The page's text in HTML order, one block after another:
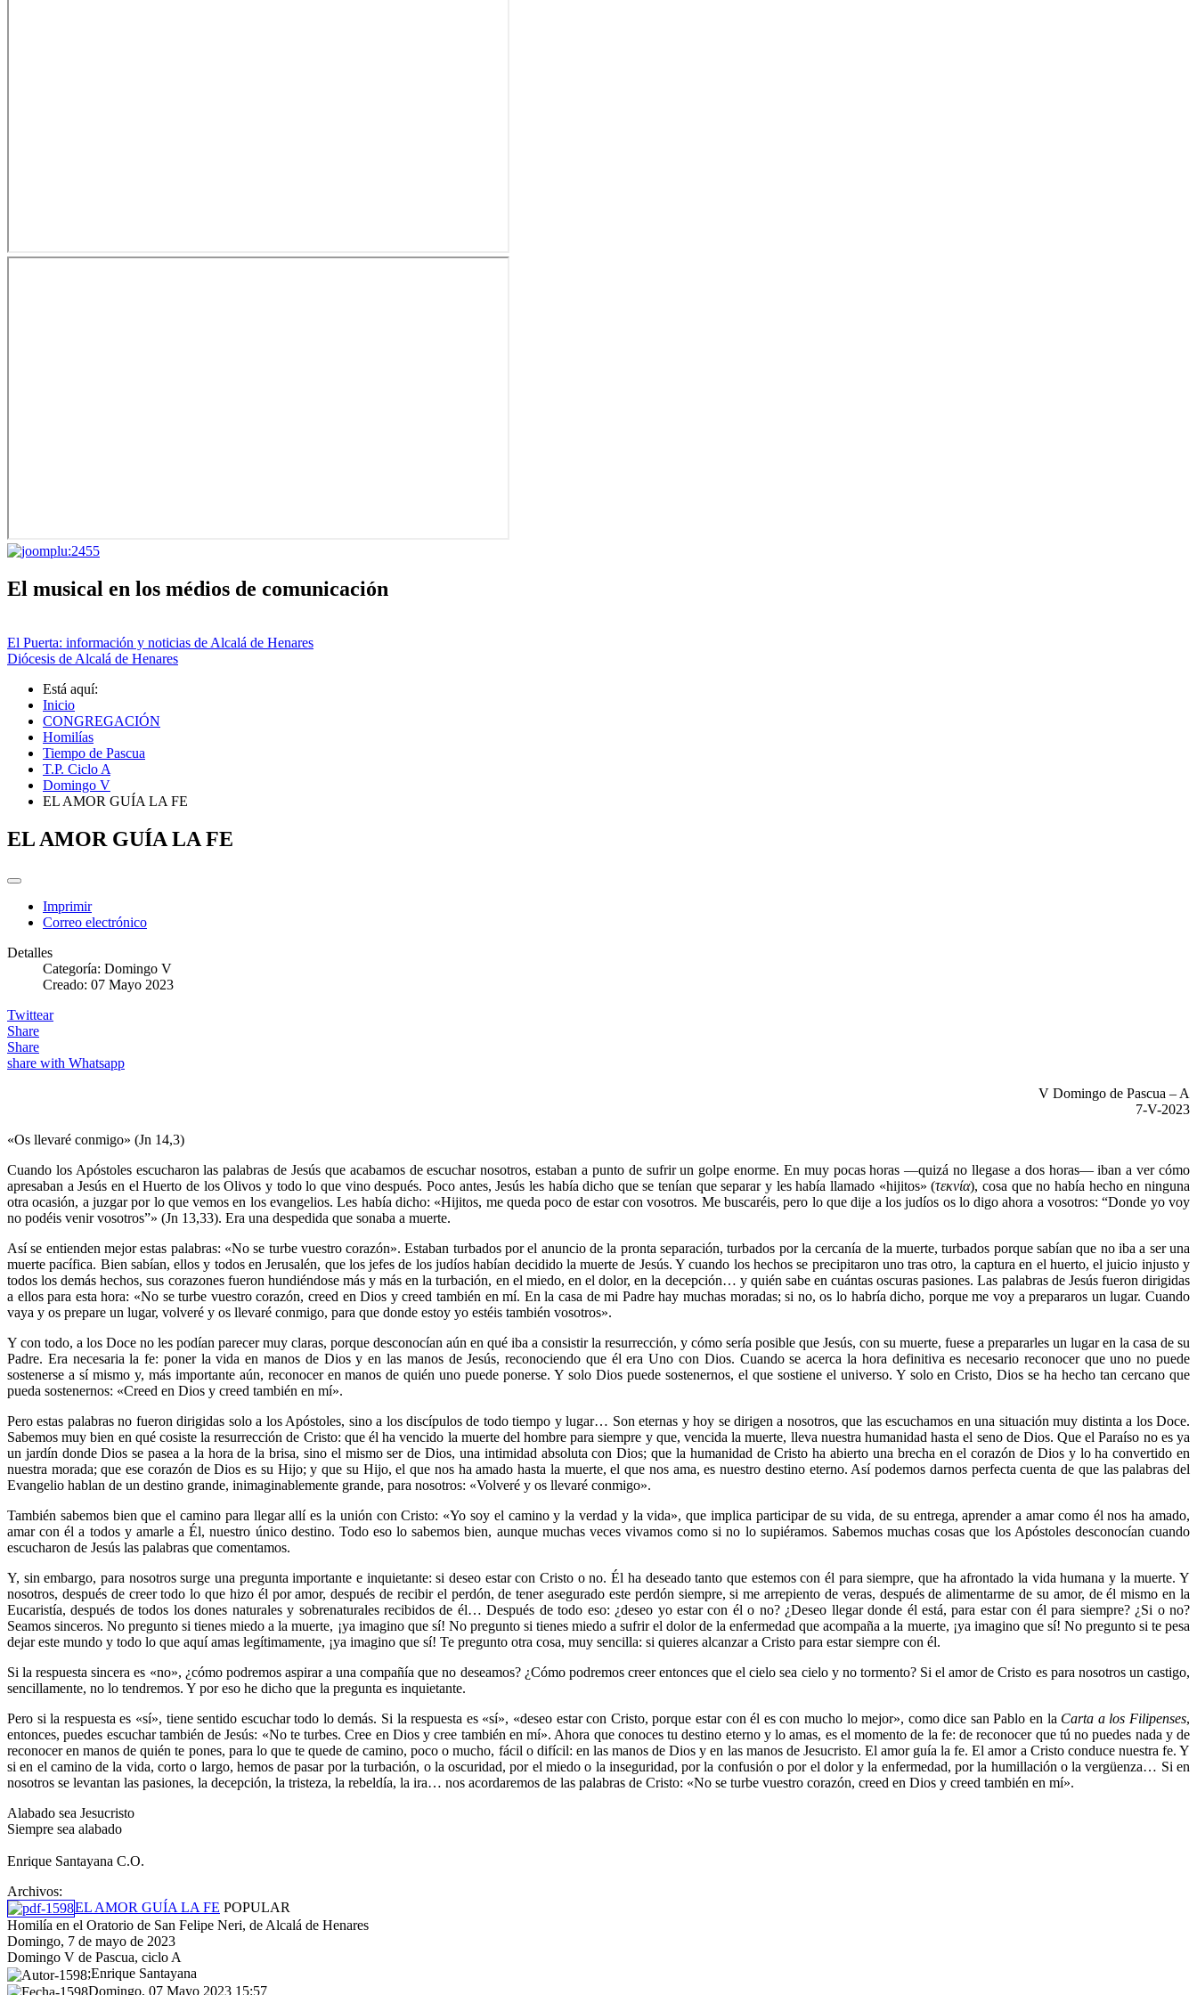
El musical en los médios de comunicación
El Puerta: información y noticias de Alcalá de Henares
Diócesis de Alcalá de Henares
Está aquí:
Inicio
CONGREGACIÓN
Homilías
Tiempo de Pascua
T.P. Ciclo A
Domingo V
EL AMOR GUÍA LA FE
EL AMOR GUÍA LA FE
Imprimir
Correo electrónico
Detalles
Categoría: Domingo V
Creado: 07 Mayo 2023
Twittear
Share
Share
share with Whatsapp
V Domingo de Pascua – A
7-V-2023
«Os llevaré conmigo» (Jn 14,3)
Cuando los Apóstoles escucharon las palabras de Jesús que acabamos de escuchar nosotros, estaban a punto de sufrir un golpe enorme. En muy pocas horas —quizá no llegase a dos horas— iban a ver cómo
apresaban a Jesús en el Huerto de los Olivos y todo lo que vino después. Poco antes, Jesús les había dicho que se tenían que separar y les había llamado «hijitos» (τεκνία), cosa que no había hecho en ninguna
otra ocasión, a juzgar por lo que vemos en los evangelios. Les había dicho: «Hijitos, me queda poco de estar con vosotros. Me buscaréis, pero lo que dije a los judíos os lo digo ahora a vosotros: “Donde yo voy
no podéis venir vosotros”» (Jn 13,33). Era una despedida que sonaba a muerte.
Así se entienden mejor estas palabras: «No se turbe vuestro corazón». Estaban turbados por el anuncio de la pronta separación, turbados por la cercanía de la muerte, turbados porque sabían que no iba a ser una
muerte pacífica. Bien sabían, ellos y todos en Jerusalén, que los jefes de los judíos habían decidido la muerte de Jesús. Y cuando los hechos se precipitaron uno tras otro, la captura en el huerto, el juicio injusto y
todos los demás hechos, sus corazones fueron hundiéndose más y más en la turbación, en el miedo, en el dolor, en la decepción… y quién sabe en cuántas oscuras pasiones. Las palabras de Jesús fueron dirigidas
a ellos para esta hora: «No se turbe vuestro corazón, creed en Dios y creed también en mí. En la casa de mi Padre hay muchas moradas; si no, os lo habría dicho, porque me voy a prepararos un lugar. Cuando
vaya y os prepare un lugar, volveré y os llevaré conmigo, para que donde estoy yo estéis también vosotros».
Y con todo, a los Doce no les podían parecer muy claras, porque desconocían aún en qué iba a consistir la resurrección, y cómo sería posible que Jesús, con su muerte, fuese a prepararles un lugar en la casa de su
Padre. Era necesaria la fe: poner la vida en manos de Dios y en las manos de Jesús, reconociendo que él era Uno con Dios. Cuando se acerca la hora definitiva es necesario reconocer que uno no puede
sostenerse a sí mismo y, más importante aún, reconocer en manos de quién uno puede ponerse. Y solo Dios puede sostenernos, el que sostiene el universo. Y solo en Cristo, Dios se ha hecho tan cercano que
pueda sostenernos: «Creed en Dios y creed también en mí».
Pero estas palabras no fueron dirigidas solo a los Apóstoles, sino a los discípulos de todo tiempo y lugar… Son eternas y hoy se dirigen a nosotros, que las escuchamos en una situación muy distinta a los Doce.
Sabemos muy bien en qué cosiste la resurrección de Cristo: que él ha vencido la muerte del hombre para siempre y que, vencida la muerte, lleva nuestra humanidad hasta el seno de Dios. Que el Paraíso no es ya
un jardín donde Dios se pasea a la hora de la brisa, sino el mismo ser de Dios, una intimidad absoluta con Dios; que la humanidad de Cristo ha abierto una brecha en el corazón de Dios y lo ha convertido en
nuestra morada; que ese corazón de Dios es su Hijo; y que su Hijo, el que nos ha amado hasta la muerte, el que nos ama, es nuestro destino eterno. Así podemos darnos perfecta cuenta de que las palabras del
Evangelio hablan de un destino grande, inimaginablemente grande, para nosotros: «Volveré y os llevaré conmigo».
También sabemos bien que el camino para llegar allí es la unión con Cristo: «Yo soy el camino y la verdad y la vida», que implica participar de su vida, de su entrega, aprender a amar como él nos ha amado,
amar con él a todos y amarle a Él, nuestro único destino. Todo eso lo sabemos bien, aunque muchas veces vivamos como si no lo supiéramos. Sabemos muchas cosas que los Apóstoles desconocían cuando
escucharon de Jesús las palabras que comentamos.
Y, sin embargo, para nosotros surge una pregunta importante e inquietante: si deseo estar con Cristo o no. Él ha deseado tanto que estemos con él para siempre, que ha afrontado la vida humana y la muerte. Y
nosotros, después de creer todo lo que hizo él por amor, después de recibir el perdón, de tener asegurado este perdón siempre, si me arrepiento de veras, después de alimentarme de su amor, de él mismo en la
Eucaristía, después de todos los dones naturales y sobrenaturales recibidos de él… Después de todo eso: ¿deseo yo estar con él o no? ¿Deseo llegar donde él está, para estar con él para siempre? ¿Si o no?
Seamos sinceros. No pregunto si tienes miedo a la muerte, ¡ya imagino que sí! No pregunto si tienes miedo a sufrir el dolor de la enfermedad que acompaña a la muerte, ¡ya imagino que sí! No pregunto si te pesa
dejar este mundo y todo lo que aquí amas legítimamente, ¡ya imagino que sí! Te pregunto otra cosa, muy sencilla: si quieres alcanzar a Cristo para estar siempre con él.
Si la respuesta sincera es «no», ¿cómo podremos aspirar a una compañía que no deseamos? ¿Cómo podremos creer entonces que el cielo sea cielo y no tormento? Si el amor de Cristo es para nosotros un castigo,
sencillamente, no lo tendremos. Y por eso he dicho que la pregunta es inquietante.
Pero si la respuesta es «sí», tiene sentido escuchar todo lo demás. Si la respuesta es «sí», «deseo estar con Cristo, porque estar con él es con mucho lo mejor», como dice san Pablo en la Carta a los Filipenses,
entonces, puedes escuchar también de Jesús: «No te turbes. Cree en Dios y cree también en mí». Ahora que conoces tu destino eterno y lo amas, es el momento de la fe: de reconocer que tú no puedes nada y de
reconocer en manos de quién te pones, para lo que te quede de camino, poco o mucho, fácil o difícil: en las manos de Dios y en las manos de Jesucristo. El amor guía la fe. El amor a Cristo conduce nuestra fe. Y
si en el camino de la vida, corto o largo, hemos de pasar por la turbación, o la oscuridad, por el miedo o la inseguridad, por la confusión o por el dolor y la enfermedad, por la humillación o la vergüenza… Si en
nosotros se levantan las pasiones, la decepción, la tristeza, la rebeldía, la ira… nos acordaremos de las palabras de Cristo: «No se turbe vuestro corazón, creed en Dios y creed también en mí».
Alabado sea Jesucristo
Siempre sea alabado
Enrique Santayana C.O.
Archivos:
EL AMOR GUÍA LA FE POPULAR
Homilía en el Oratorio de San Felipe Neri, de Alcalá de Henares
Domingo, 7 de mayo de 2023
Domingo V de Pascua, ciclo A
;Enrique Santayana
Domingo, 07 Mayo 2023 15:57